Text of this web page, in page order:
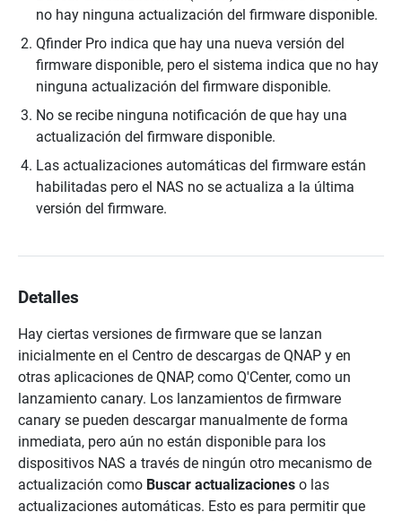
no hay ninguna actualización del firmware disponible.
Qfinder Pro indica que hay una nueva versión del
firmware disponible, pero el sistema indica que no hay
ninguna actualización del firmware disponible.
No se recibe ninguna notificación de que hay una
actualización del firmware disponible.
Las actualizaciones automáticas del firmware están
habilitadas pero el NAS no se actualiza a la última
versión del firmware.
Detalles
Hay ciertas versiones de firmware que se lanzan
inicialmente en el Centro de descargas de QNAP y en
otras aplicaciones de QNAP, como Q'Center, como un
lanzamiento canary. Los lanzamientos de firmware
canary se pueden descargar manualmente de forma
inmediata, pero aún no están disponible para los
dispositivos NAS a través de ningún otro mecanismo de
actualización como Buscar actualizaciones o las
actualizaciones automáticas. Esto es para permitir que